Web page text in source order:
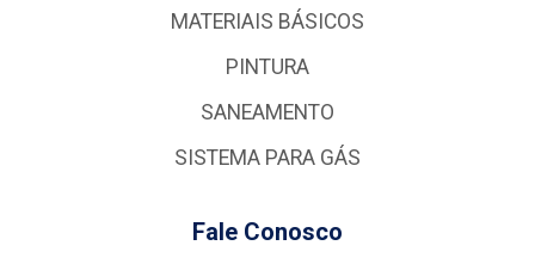
MATERIAIS BÁSICOS
PINTURA
SANEAMENTO
SISTEMA PARA GÁS
Fale Conosco